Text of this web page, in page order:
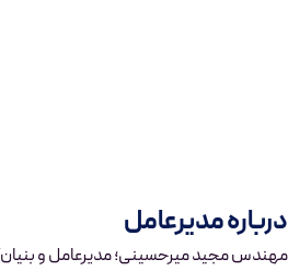
درباره مدیرعامل
مهندس مجید میرحسینی؛ مدیرعامل و